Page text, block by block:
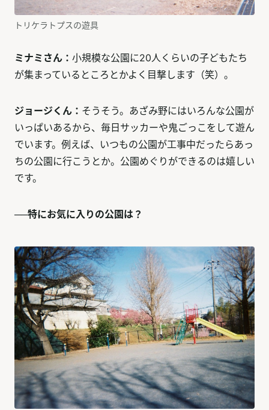
トリケラトプスの遊具
ミナミさん： 小規模な公園に20人くらいの子どもたち
が集まっているところとかよく目撃します（笑）。
ジョージくん： そうそう。あざみ野にはいろんな公園が
いっぱいあるから、毎日サッカーや鬼ごっこをして遊ん
でいます。例えば、いつもの公園が工事中だったらあっ
ちの公園に行こうとか。公園めぐりができるのは嬉しい
です。
──特にお気に入りの公園は？